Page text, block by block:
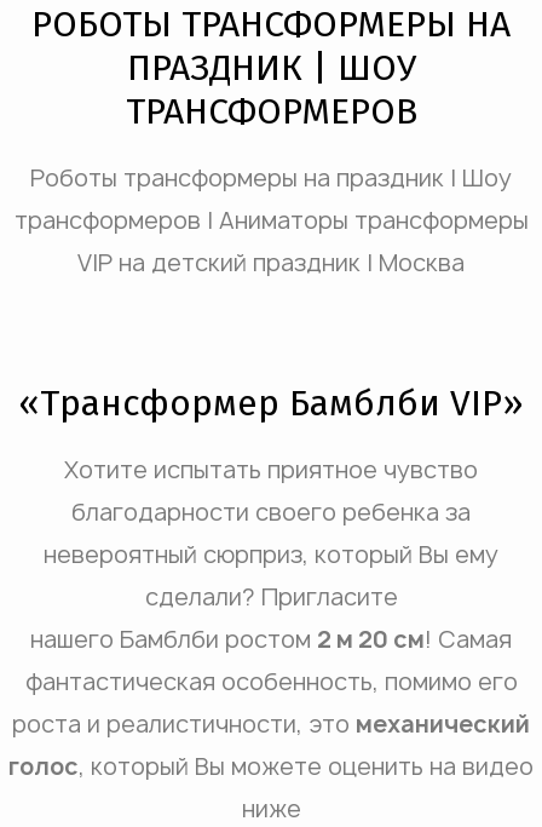
РОБОТЫ ТРАНСФОРМЕРЫ НА
ПРАЗДНИК | ШОУ
ТРАНСФОРМЕРОВ
Роботы трансформеры на праздник | Шоу
трансформеров | Аниматоры трансформеры
VIP на детский праздник | Москва
«Трансформер Бамблби VIP»
Хотите испытать приятное чувство
благодарности своего ребенка за
невероятный сюрприз, который Вы ему
сделали? Пригласите
нашего Бамблби ростом 2 м 20 см! Самая
фантастическая особенность, помимо его
роста и реалистичности, это механический
голос, который Вы можете оценить на видео
ниже